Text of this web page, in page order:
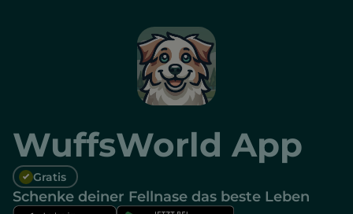
WuffsWorld App
Gratis
Schenke deiner Fellnase das beste Leben